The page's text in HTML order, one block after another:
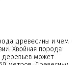
древесины и чем
Хвойная порода
деревьев может